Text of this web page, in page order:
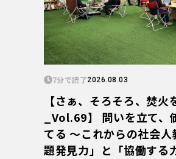
7分で読了2026.08.03
【さぁ、そろそろ、焚火
_Vol.69】 問いを立て
てる 〜これからの社会
題発見力」と「協働する